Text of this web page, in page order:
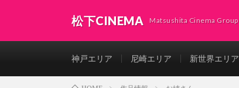
松下CINEMA Matsushita Cinema Group
神戸エリア 尼崎エリア 新世界エリア